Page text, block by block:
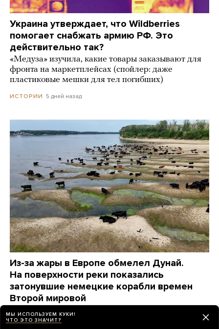
Украина утверждает, что Wildberries
помогает снабжать армию РФ. Это
действительно так?
«Медуза» изучила, какие товары заказывают для
фронта на маркетплейсах (спойлер: даже
пластиковые мешки для тел погибших)
ИСТОРИИ 5 дней назад
Из-за жары в Европе обмелел Дунай.
На поверхности реки показались
затонувшие немецкие корабли времен
Второй мировой
Фотографии
МЫ ИСПОЛЬЗУЕМ КУКИ!
ЧТО ЭТО ЗНАЧИТ?